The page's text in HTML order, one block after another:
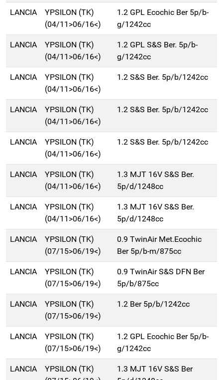
LANCIA
YPSILON (TK)
(04/11>06/16<)
1.2 GPL Ecochic Ber 5p/b-
g/1242cc
LANCIA
YPSILON (TK)
(04/11>06/16<)
1.2 GPL S&S Ber. 5p/b-
g/1242cc
LANCIA
YPSILON (TK)
(04/11>06/16<)
1.2 S&S Ber. 5p/b/1242cc
LANCIA
YPSILON (TK)
(04/11>06/16<)
1.2 S&S Ber. 5p/b/1242cc
LANCIA
YPSILON (TK)
(04/11>06/16<)
1.2 S&S Ber. 5p/b/1242cc
LANCIA
YPSILON (TK)
(04/11>06/16<)
1.3 MJT 16V S&S Ber.
5p/d/1248cc
LANCIA
YPSILON (TK)
(04/11>06/16<)
1.3 MJT 16V S&S Ber.
5p/d/1248cc
LANCIA
YPSILON (TK)
(07/15>06/19<)
0.9 TwinAir Met.Ecochic
Ber 5p/b-m/875cc
LANCIA
YPSILON (TK)
(07/15>06/19<)
0.9 TwinAir S&S DFN Ber
5p/b/875cc
LANCIA
YPSILON (TK)
(07/15>06/19<)
1.2 Ber 5p/b/1242cc
LANCIA
YPSILON (TK)
(07/15>06/19<)
1.2 GPL Ecochic Ber 5p/b-
g/1242cc
LANCIA
YPSILON (TK)
1.3 MJT 16V S&S Ber